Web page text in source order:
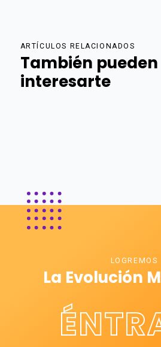
ARTÍCULOS RELACIONADOS
También pueden
interesarte
LOGREMOS
La Evolución